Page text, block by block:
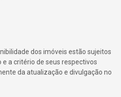
dos imóveis estão sujeitos
a critério de seus respectivos
da atualização e divulgação no